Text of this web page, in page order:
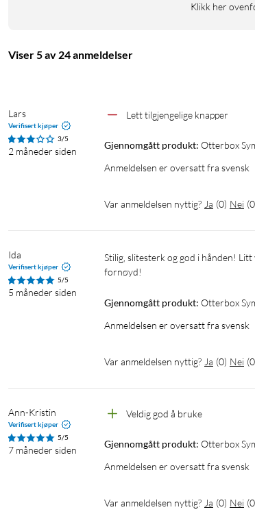
Klikk her
Viser 5 av 24 anmeldelser
Lars
Verifisert kjøper
3/5
2 måneder siden
Lett tilgjengelige knapper
Gjennomgått produkt: Otterbox
Anmeldelsen er oversatt fra svensk
Var anmeldelsen nyttig? Ja (0) Nei (0
Ida
Verifisert kjøper
5/5
5 måneder siden
Stilig, slitesterk og god i hånden! Litt vanskelig å ta av og på, men det er ikke hovedoppgaven, så det er enkelt 👍 Jeg er
fornøyd!
Gjennomgått produkt: Otterbox
Anmeldelsen er oversatt fra svensk
Var anmeldelsen nyttig? Ja (0) Nei (0
Ann-Kristin
Verifisert kjøper
5/5
7 måneder siden
Veldig god å bruke
Gjennomgått produkt: Otterbox
Anmeldelsen er oversatt fra svensk
Var anmeldelsen nyttig? Ja (0) Nei (0